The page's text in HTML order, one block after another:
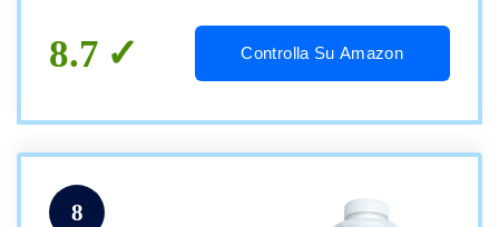
compresse
8.7 Controlla Su Amazon
8